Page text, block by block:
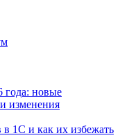
года: новые
изменения
1С и как их избежать